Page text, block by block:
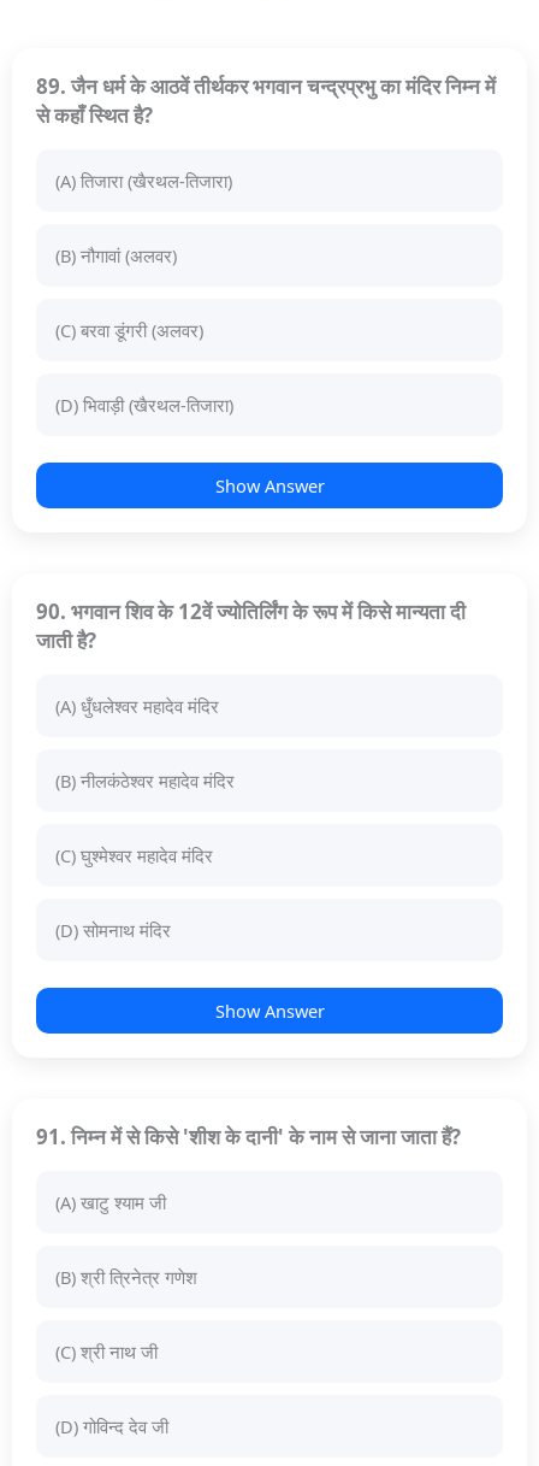
89. जैन धर्म के आठवें तीर्थकर भगवान चन्द्रप्रभु का मंदिर निम्न में
से कहाँ स्थित है?
(A) तिजारा (खैरथल-तिजारा)
(B) नौगावां (अलवर)
(C) बरवा डूंगरी (अलवर)
(D) भिवाड़ी (खैरथल-तिजारा)
Show Answer
90. भगवान शिव के 12वें ज्योतिर्लिंग के रूप में किसे मान्यता दी
जाती है?
(A) धुँधलेश्वर महादेव मंदिर
(B) नीलकंठेश्वर महादेव मंदिर
(C) घुश्मेश्वर महादेव मंदिर
(D) सोमनाथ मंदिर
Show Answer
91. निम्न में से किसे 'शीश के दानी' के नाम से जाना जाता हैं?
(A) खाटु श्याम जी
(B) श्री त्रिनेत्र गणेश
(C) श्री नाथ जी
(D) गोविन्द देव जी